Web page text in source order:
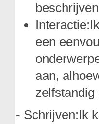
een
aan,
zelfstandig
- Schrijven:Ik